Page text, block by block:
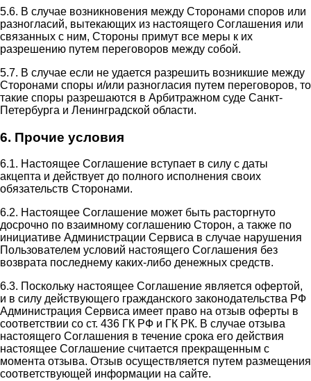
5.6. В случае возникновения между Сторонами споров или
разногласий, вытекающих из настоящего Соглашения или
связанных с ним, Стороны примут все меры к их
разрешению путем переговоров между собой.
5.7. В случае если не удается разрешить возникшие между
Сторонами споры и/или разногласия путем переговоров, то
такие споры разрешаются в Арбитражном суде Санкт-
Петербурга и Ленинградской области.
6. Прочие условия
6.1. Настоящее Соглашение вступает в силу с даты
акцепта и действует до полного исполнения своих
обязательств Сторонами.
6.2. Настоящее Соглашение может быть расторгнуто
досрочно по взаимному соглашению Сторон, а также по
инициативе Администрации Сервиса в случае нарушения
Пользователем условий настоящего Соглашения без
возврата последнему каких-либо денежных средств.
6.3. Поскольку настоящее Соглашение является офертой,
и в силу действующего гражданского законодательства РФ
Администрация Сервиса имеет право на отзыв оферты в
соответствии со ст. 436 ГК РФ и ГК РК. В случае отзыва
настоящего Соглашения в течение срока его действия
настоящее Соглашение считается прекращенным с
момента отзыва. Отзыв осуществляется путем размещения
соответствующей информации на сайте.